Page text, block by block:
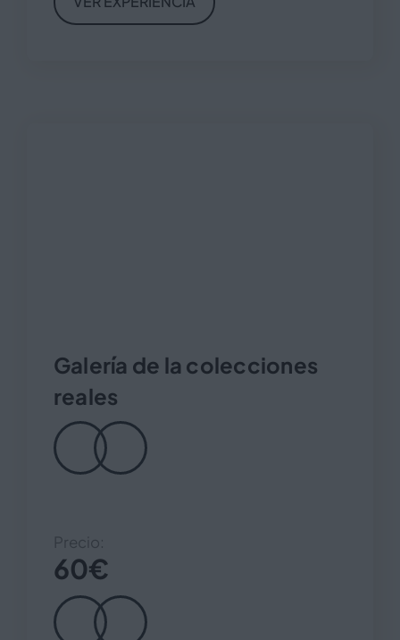
Galería de la colecciones
reales
Precio:
60€